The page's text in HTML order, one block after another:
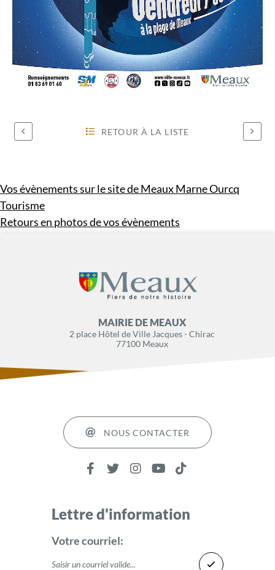
RETOUR À LA LISTE
Vos évènements sur le site de Meaux Marne Ourcq
Tourisme
Retours en photos de vos évènements
MAIRIE DE MEAUX
2 place Hôtel de Ville Jacques - Chirac
77100 Meaux
NOUS CONTACTER
Lettre d'information
Votre courriel: